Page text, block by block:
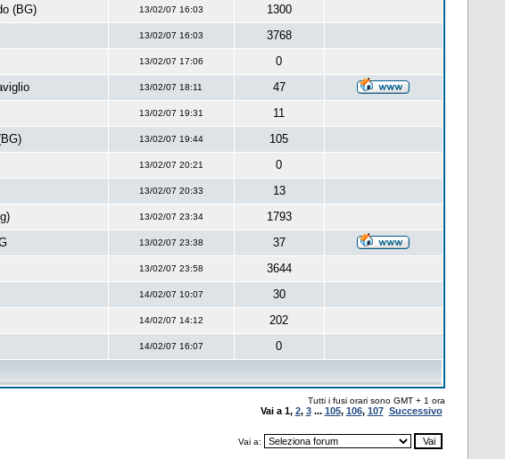
(BG) 13/02/07 16:03
1300
13/02/07 16:03
3768
13/02/07 17:06
0
13/02/07 18:11
47
13/02/07 19:31
11
13/02/07 19:44
105
13/02/07 20:21
0
13/02/07 20:33
13
13/02/07 23:34
1793
13/02/07 23:38
37
13/02/07 23:58
3644
14/02/07 10:07
30
14/02/07 14:12
202
14/02/07 16:07 0
Tutti i fusi orari sono GMT + 1 ora
Vai a 1, 2, 3... 105, 106, 107 Successivo
Vai a: